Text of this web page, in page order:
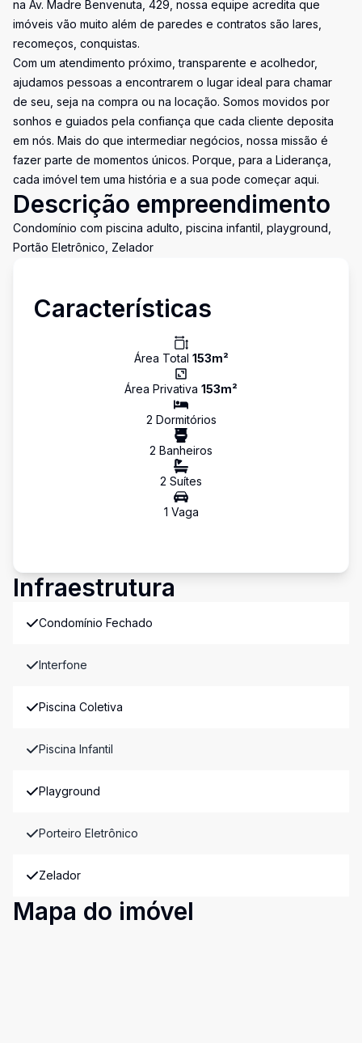
na Av. Madre Benvenuta, 429, nossa equipe acredita que
imóveis vão muito além de paredes e contratos são lares,
recomeços, conquistas.
Com um atendimento próximo, transparente e acolhedor,
ajudamos pessoas a encontrarem o lugar ideal para chamar
de seu, seja na compra ou na locação. Somos movidos por
sonhos e guiados pela confiança que cada cliente deposita
em nós. Mais do que intermediar negócios, nossa missão é
fazer parte de momentos únicos. Porque, para a Liderança,
cada imóvel tem uma história e a sua pode começar aqui.
Descrição empreendimento
Condomínio com piscina adulto, piscina infantil, playground,
Portão Eletrônico, Zelador
Características
Área Total 153m²
Área Privativa 153m²
2 Dormitórios
2 Banheiros
2 Suítes
1 Vaga
Infraestrutura
Condomínio Fechado
Interfone
Piscina Coletiva
Piscina Infantil
Playground
Porteiro Eletrônico
Zelador
Mapa do imóvel